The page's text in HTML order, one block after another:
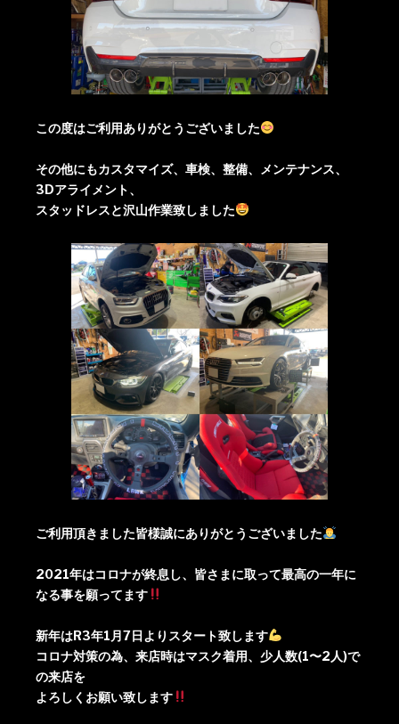
この度はご利用ありがとうございました
その他にもカスタマイズ、車検、整備、メンテナンス、
3Dアライメント、
スタッドレスと沢山作業致しました
ご利用頂きました皆様誠にありがとうございました
2021年はコロナが終息し、皆さまに取って最高の一年に
なる事を願ってます
新年はR3年1月7日よりスタート致します
コロナ対策の為、来店時はマスク着用、少人数(1〜2人)で
の来店を
よろしくお願い致します